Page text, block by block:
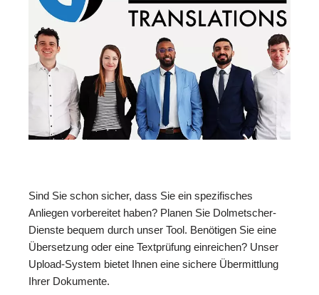
Sind Sie schon sicher, dass Sie ein spezifisches
Anliegen vorbereitet haben? Planen Sie Dolmetscher-
Dienste bequem durch unser Tool. Benötigen Sie eine
Übersetzung oder eine Textprüfung einreichen? Unser
Upload-System bietet Ihnen eine sichere Übermittlung
Ihrer Dokumente.